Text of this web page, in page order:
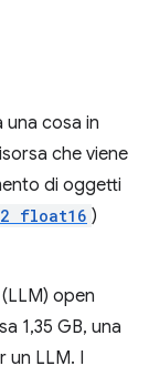
una cosa in
che viene
di oggetti
float16 )
open
1,35 GB, una
un LLM. I